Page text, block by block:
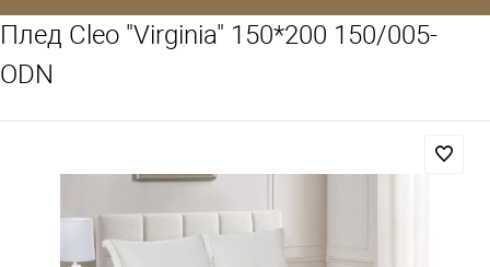
Плед Cleo "Virginia" 150*200 150/005-
ODN